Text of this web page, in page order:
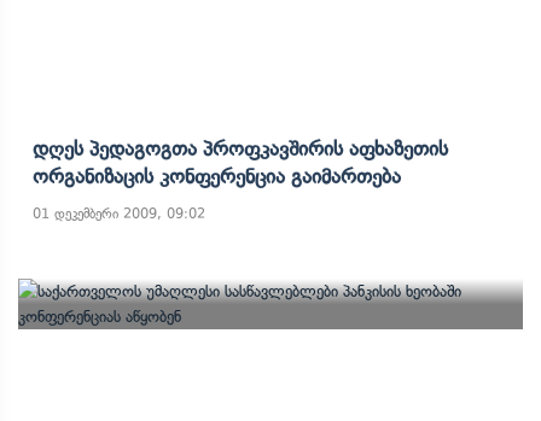
Დღეს Პედაგოგთა Პროფკავშირის Აფხაზეთის
Ორგანიზაცის Კონფერენცია Გაიმართება
01 დეკემბერი 2009, 09:02